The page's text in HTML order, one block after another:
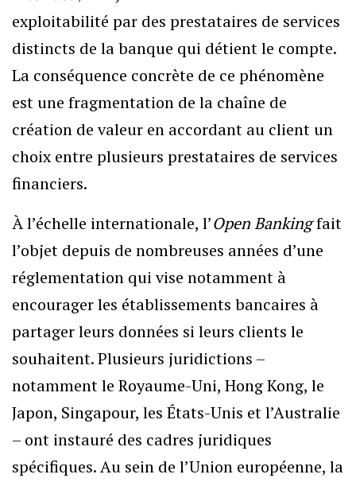
exploitabilité par des prestataires de services
distincts de la banque qui détient le compte.
La conséquence concrète de ce phénomène
est une fragmentation de la chaîne de
création de valeur en accordant au client un
choix entre plusieurs prestataires de services
financiers.
À l’échelle internationale, l’Open Bankingfait
l’objet depuis de nombreuses années d’une
réglementation qui vise notamment à
encourager les établissements bancaires à
partager leurs données si leurs clients le
souhaitent. Plusieurs juridictions –
notamment le Royaume-Uni, Hong Kong, le
Japon, Singapour, les États-Unis et l’Australie
– ont instauré des cadres juridiques
spécifiques. Au sein de l’Union européenne, la